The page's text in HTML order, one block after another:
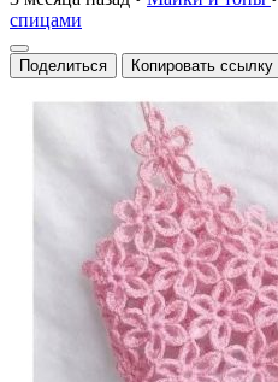
спицами
Поделиться Копировать ссылку